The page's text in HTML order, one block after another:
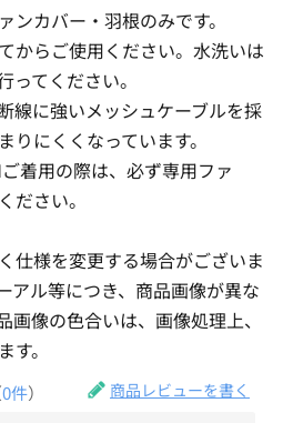
カバー・羽根のみです。
からご使用ください。水洗いは
てください。
線に強いメッシュケーブルを採
にくくなっています。
着用の際は、必ず専用ファ
ださい。
仕様を変更する場合がございま
アル等につき、商品画像が異な
画像の色合いは、画像処理上、
。
0件） 商品レビューを書く